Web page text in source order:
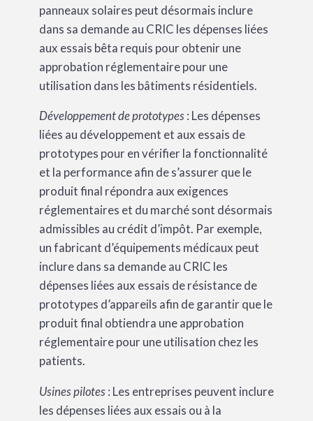
panneaux solaires peut désormais inclure
dans sa demande au CRIC les dépenses liées
aux essais bêta requis pour obtenir une
approbation réglementaire pour une
utilisation dans les bâtiments résidentiels.
Développement de prototypes: Les dépenses
liées au développement et aux essais de
prototypes pour en vérifier la fonctionnalité
et la performance afin de s’assurer que le
produit final répondra aux exigences
réglementaires et du marché sont désormais
admissibles au crédit d’impôt. Par exemple,
un fabricant d’équipements médicaux peut
inclure dans sa demande au CRIC les
dépenses liées aux essais de résistance de
prototypes d’appareils afin de garantir que le
produit final obtiendra une approbation
réglementaire pour une utilisation chez les
patients.
Usines pilotes: Les entreprises peuvent inclure
les dépenses liées aux essais ou à la